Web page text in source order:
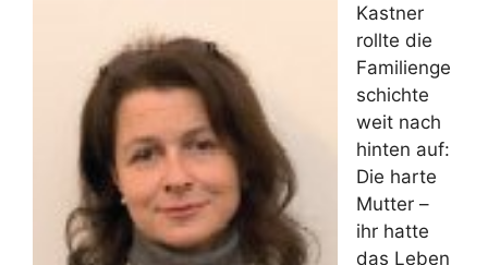
Kastner
rollte die
Familienge
schichte
weit nach
hinten auf:
Die harte
Mutter –
ihr hatte
das Leben